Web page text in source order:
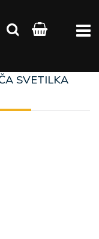
SVETILKA